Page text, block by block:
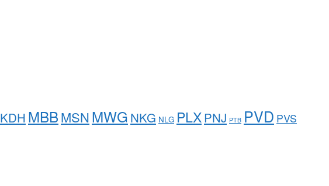
KDH MBBMSNMWG NKG NLG PLXPNJ PTB PVD PVS